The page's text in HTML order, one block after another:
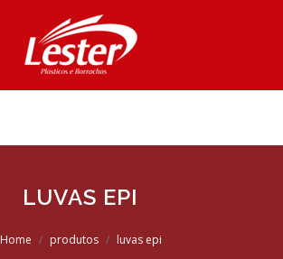
LUVAS EPI
Home produtos luvas epi